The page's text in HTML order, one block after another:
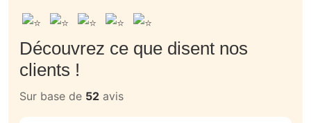
Découvrez ce que disent nos
clients !
Sur base de 52 avis